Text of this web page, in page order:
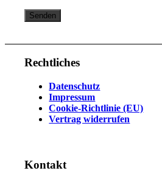
Rechtliches
Datenschutz
Impressum
Cookie-Richtlinie (EU)
Vertrag widerrufen
Kontakt